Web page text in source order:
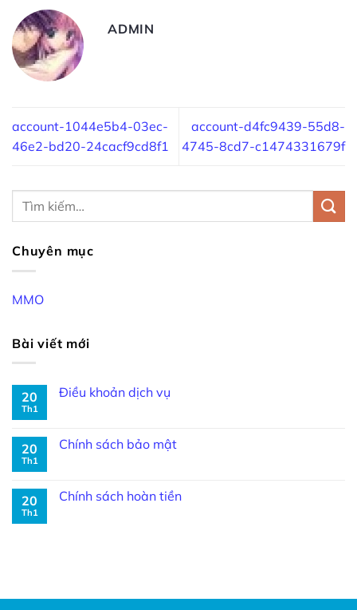
ADMIN
account-1044e5b4-03ec-
46e2-bd20-24cacf9cd8f1
account-d4fc9439-55d8-
4745-8cd7-c1474331679f
Chuyên mục
MMO
Bài viết mới
20
Th1
Điều khoản dịch vụ
20
Th1
Chính sách bảo mật
20
Th1
Chính sách hoàn tiền